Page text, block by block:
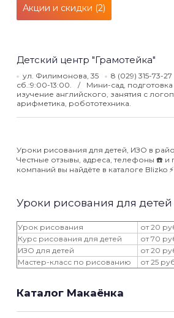
Акции и скидки (2)
Детский центр "Грамотейка"
ул. Филимонова, 35 8 (029) 315-73-27
сб.:9:00-13:00.
Мини-сад,
изучение английского, занятия с
арифметика, робототехника.
Уроки рисования для детей, ИЗО в
Честные отзывы, адреса, телефоны ☎️ и
компаний вы найдёте в каталоге Blizko ⚡️
Уроки рисования для
Урок рисования
от 20
Курс рисования для детей
от 70
ИЗО для детей
от 20
Мастер-класс по рисованию
от 25
Каталог Макаёнка